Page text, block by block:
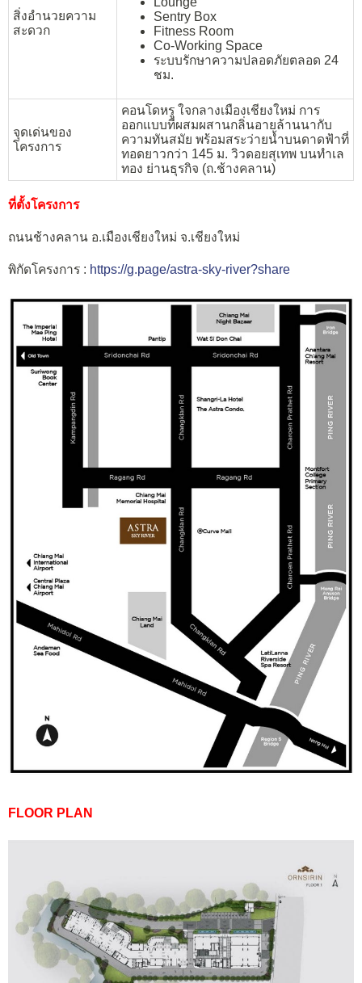
สิ่งอำนวยความ
สะดวก
Sentry Box
Fitness Room
Co-Working Space
ระบบรักษาความปลอดภัยตลอด 24
ชม.
จุดเด่นของ
โครงการ
คอนโดหรู ใจกลางเมืองเชียงใหม่ การ
ออกแบบที่ผสมผสานกลิ่นอายล้านนากับ
ความทันสมัย พร้อมสระว่ายน้ำบนดาดฟ้าที่
ทอดยาวกว่า 145 ม. วิวดอยสุเทพ บนทำเล
ทอง ย่านธุรกิจ (ถ.ช้างคลาน)
ที่ตั้งโครงการ
ถนนช้างคลาน อ.เมืองเชียงใหม่ จ.เชียงใหม่
พิกัดโครงการ : https://g.page/astra-sky-river?share
FLOOR PLAN